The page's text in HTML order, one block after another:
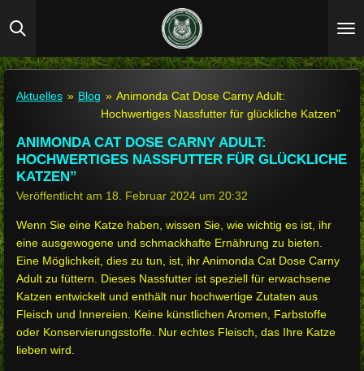
Hauptinhalt
Aktuelles » Blog » Animonda Cat Dose Carny Adult:
Hochwertiges Nassfutter für glückliche Katzen”
ANIMONDA CAT DOSE CARNY ADULT:
HOCHWERTIGES NASSFUTTER FÜR GLÜCKLICHE
KATZEN”
Veröffentlicht am 18. Februar 2024 um 20:32
Wenn Sie eine Katze haben, wissen Sie, wie wichtig es ist, ihr
eine ausgewogene und schmackhafte Ernährung zu bieten.
Eine Möglichkeit, dies zu tun, ist, ihr Animonda Cat Dose Carny
Adult zu füttern. Dieses Nassfutter ist speziell für erwachsene
Katzen entwickelt und enthält nur hochwertige Zutaten aus
Fleisch und Innereien. Keine künstlichen Aromen, Farbstoffe
oder Konservierungsstoffe. Nur echtes Fleisch, das Ihre Katze
lieben wird.